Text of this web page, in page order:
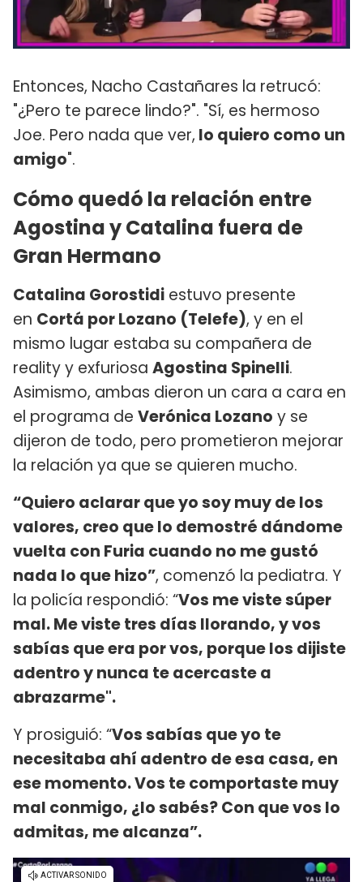
Entonces, Nacho Castañares la retrucó:
"¿Pero te parece lindo?". "Sí, es hermoso
Joe. Pero nada que ver, lo quiero como un
amigo".
Cómo quedó la relación entre
Agostina y Catalina fuera de
Gran Hermano
Catalina Gorostidi estuvo presente
en Cortá por Lozano (Telefe), y en el
mismo lugar estaba su compañera de
reality y exfuriosa Agostina Spinelli.
Asimismo, ambas dieron un cara a cara en
el programa de Verónica Lozano y se
dijeron de todo, pero prometieron mejorar
la relación ya que se quieren mucho.
“Quiero aclarar que yo soy muy de los
valores, creo que lo demostré dándome
vuelta con Furia cuando no me gustó
nada lo que hizo”, comenzó la pediatra. Y
la policía respondió: “Vos me viste súper
mal. Me viste tres días llorando, y vos
sabías que era por vos, porque los dijiste
adentro y nunca te acercaste a
abrazarme".
Y prosiguió: “Vos sabías que yo te
necesitaba ahí adentro de esa casa, en
ese momento. Vos te comportaste muy
mal conmigo, ¿lo sabés? Con que vos lo
admitas, me alcanza”.